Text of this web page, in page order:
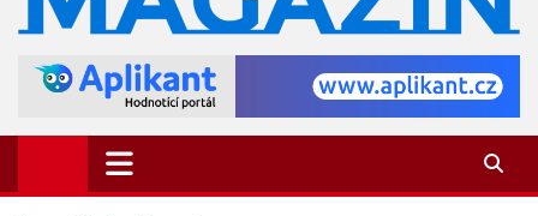
DigitalMagazin.cz